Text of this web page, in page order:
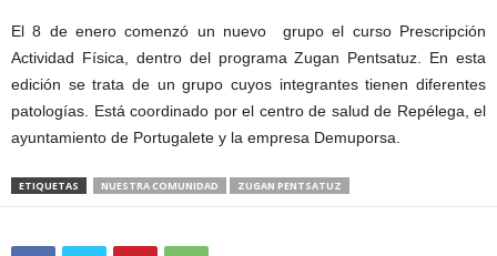
El 8 de enero comenzó un nuevo grupo el curso Prescripción
Actividad Física, dentro del programa Zugan Pentsatuz. En esta
edición se trata de un grupo cuyos integrantes tienen diferentes
patologías. Está coordinado por el centro de salud de Repélega, el
ayuntamiento de Portugalete y la empresa Demuporsa.
ETIQUETAS NUESTRA COMUNIDAD ZUGAN PENTSATUZ